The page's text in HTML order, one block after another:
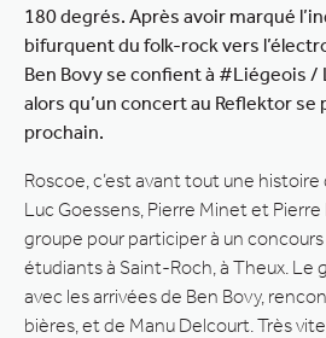
180 degrés. Après avoir marqué
bifurquent du folk-rock vers
Ben Bovy se confient à #Liégeois /
alors qu’un concert au Reflektor
prochain.
Roscoe, c’est avant tout une histoire
Luc Goessens, Pierre Minet et
groupe pour participer à un concours
étudiants à Saint-Roch, à Theux. Le
avec les arrivées de Ben Bovy,
bières, et de Manu Delcourt. Très